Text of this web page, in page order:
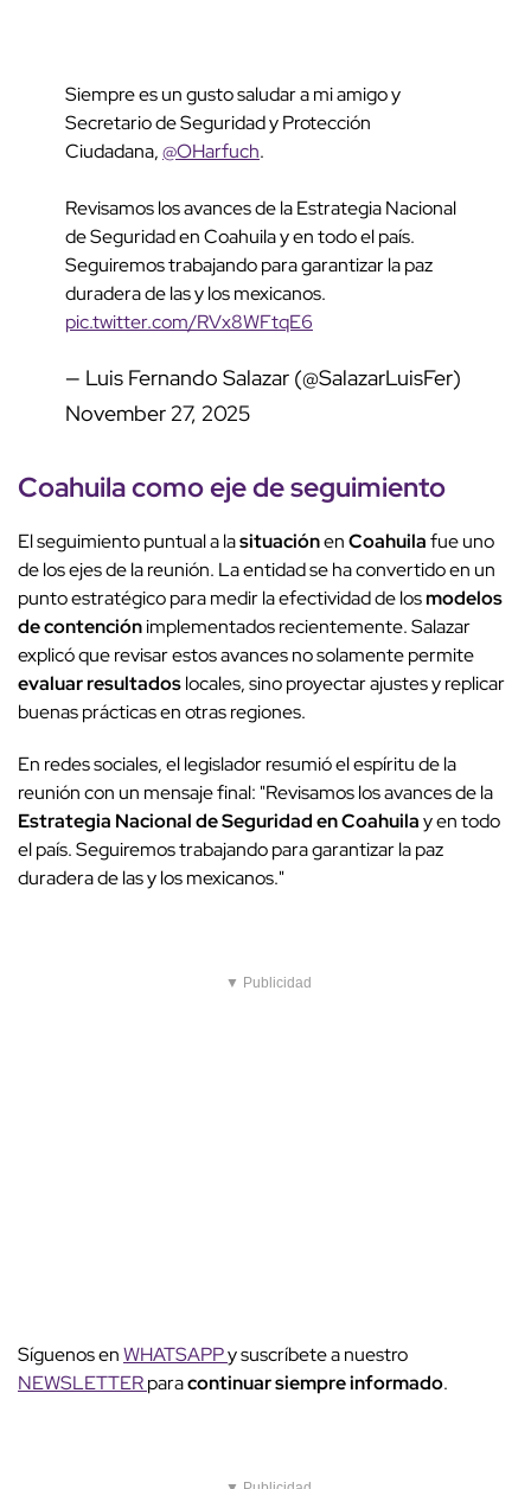
Siempre es un gusto saludar a mi amigo y
Secretario de Seguridad y Protección
Ciudadana,@OHarfuch.
Revisamos los avances de la Estrategia Nacional
de Seguridad en Coahuila y en todo el país.
Seguiremos trabajando para garantizar la paz
duradera de las y los mexicanos.
pic.twitter.com/RVx8WFtqE6
— Luis Fernando Salazar (@SalazarLuisFer)
November 27, 2025
Coahuilacomo eje de seguimiento
El seguimiento puntual a lasituaciónenCoahuilafue uno
de los ejes de la reunión. La entidad se ha convertido en un
punto estratégico para medir la efectividad de losmodelos
de contenciónimplementados recientemente. Salazar
explicó que revisar estos avances no solamente permite
evaluar resultadoslocales, sino proyectar ajustes y replicar
buenas prácticas en otras regiones.
En redes sociales, el legislador resumió el espíritu de la
reunión con un mensaje final: "Revisamos los avances de la
Estrategia Nacional de Seguridad en Coahuilay en todo
el país. Seguiremos trabajando para garantizar la paz
duradera de las y los mexicanos."
▼ Publicidad
Síguenos enWHATSAPPy suscríbete a nuestro
NEWSLETTERparacontinuar siempre informado.